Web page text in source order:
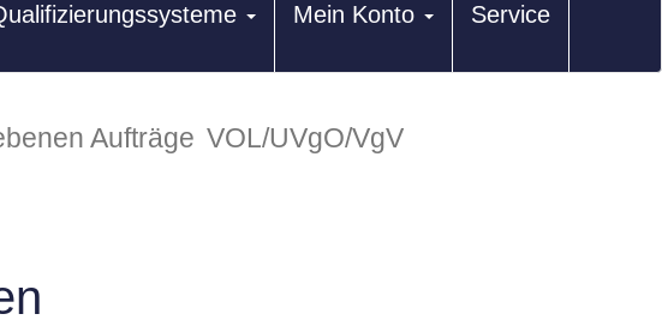
Mein Konto Service
Aufträge VOL/UVgO/VgV